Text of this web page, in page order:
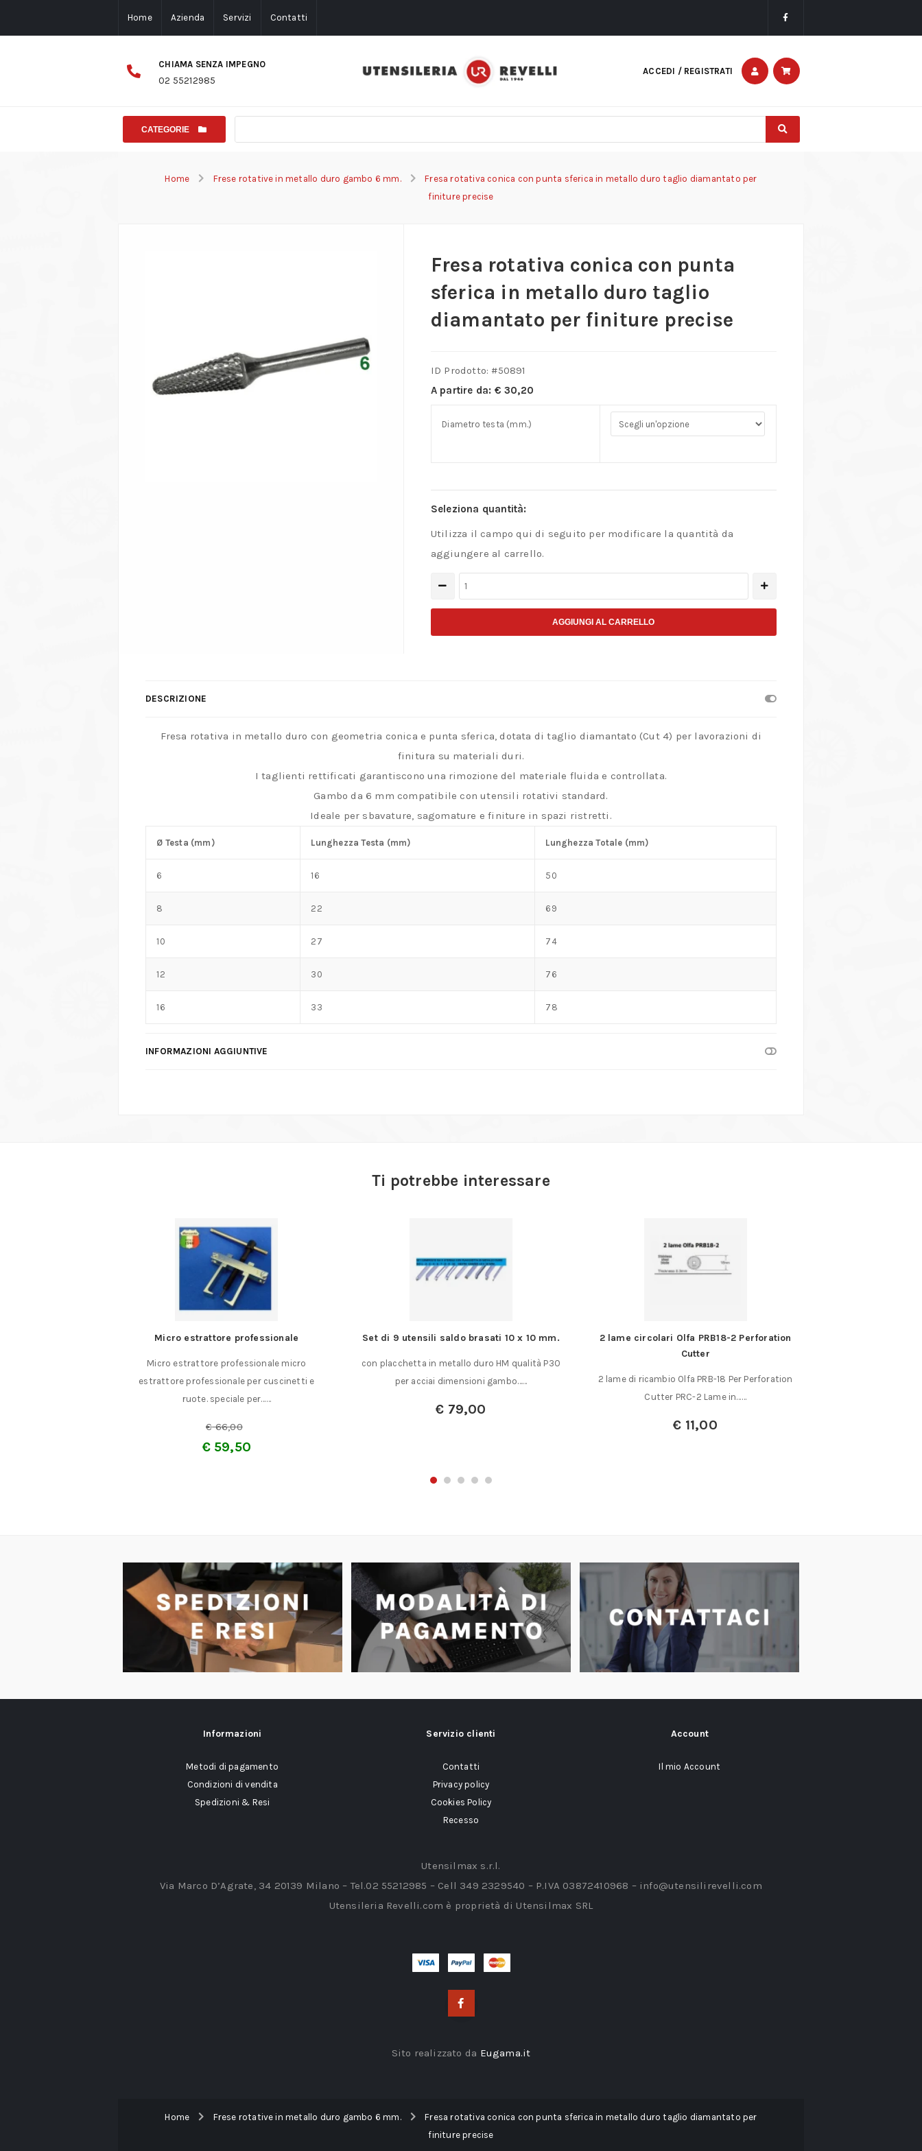
Home Azienda Servizi Contatti
CHIAMA SENZA IMPEGNO
02 55212985
ACCEDI / REGISTRATI
CATEGORIE
Home Frese rotative in metallo duro gambo 6 mm.
Fresa rotativa conica con punta sferica in metallo duro taglio diamantato per
finiture precise
Fresa rotativa conica con punta
sferica in metallo duro taglio
diamantato per finiture precise
ID Prodotto: #50891
A partire da: € 30,20
Diametro testa (mm.)
Seleziona quantità:
Utilizza il campo qui di seguito per modificare la quantità da
aggiungere al carrello.
Fresa
rotativa
duro
taglio
diamantato
per
finiture
AGGIUNGI AL CARRELLO
DESCRIZIONE
Fresa rotativa in metallo duro con geometria conica e punta sferica, dotata di taglio diamantato (Cut 4) per lavorazioni di
finitura su materiali duri.
I taglienti rettificati garantiscono una rimozione del materiale fluida e controllata.
Gambo da 6 mm compatibile con utensili rotativi standard.
Ideale per sbavature, sagomature e finiture in spazi ristretti.
Ø Testa (mm) Lunghezza Testa (mm) Lunghezza Totale (mm)
6 16 50
8 22 69
10 27 74
12 30 76
16 33 78
INFORMAZIONI AGGIUNTIVE
Ti potrebbe interessare
Micro estrattore professionale
Micro estrattore professionale micro
estrattore professionale per cuscinetti e
Set di 9 utensili saldo brasati 10 x 10 mm.
con placchetta in metallo duro HM qualità P30
per acciai dimensioni gambo……
2 lame circolari Olfa PRB18-2 Perforation
2 lame di ricambio Olfa PRB-18 Per Perforation
Martellino per modellismo da 50 gr.
circa 70 gr. Lunghezza totale……
Informazioni
Metodi di pagamento
Condizioni di vendita
Spedizioni & Resi
Servizio clienti
Contatti
Privacy policy
Cookies Policy
Recesso
Account
Il mio Account
Utensilmax s.r.l.
Via Marco D’Agrate, 34 20139 Milano – Tel.02 55212985 – Cell 349 2329540 – P.IVA 03872410968 – info@utensilirevelli.com
Utensileria Revelli.com è proprietà di Utensilmax SRL
Sito realizzato da Eugama.it
Home Frese rotative in metallo duro gambo 6 mm.
Fresa rotativa conica con punta sferica in metallo duro taglio diamantato per
finiture precise